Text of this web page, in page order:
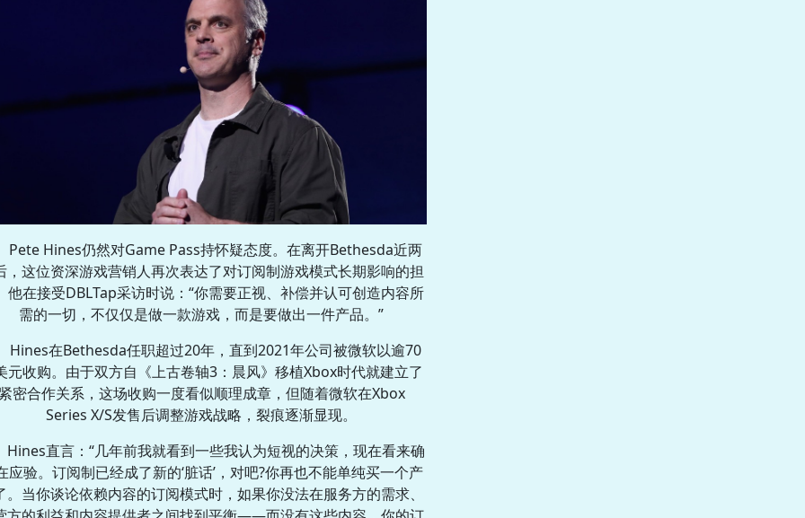
Pete Hines仍然对Game Pass持怀疑态度。在离开Bethesda近两
，这位资深游戏营销人再次表达了对订阅制游戏模式长期影响的担
他在接受DBLTap采访时说：“你需要正视、补偿并认可创造内容所
需的一切，不仅仅是做一款游戏，而是要做出一件产品。”
Hines在Bethesda任职超过20年，直到2021年公司被微软以逾70
元收购。由于双方自《上古卷轴3：晨风》移植Xbox时代就建立了
密合作关系，这场收购一度看似顺理成章，但随着微软在Xbox
Series X/S发售后调整游戏战略，裂痕逐渐显现。
Hines直言：“几年前我就看到一些我认为短视的决策，现在看来确
应验。订阅制已经成了新的‘脏话’，对吧?你再也不能单纯买一个产
。当你谈论依赖内容的订阅模式时，如果你没法在服务方的需求、